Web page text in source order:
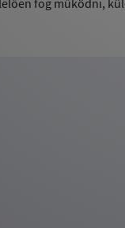
fog működni,